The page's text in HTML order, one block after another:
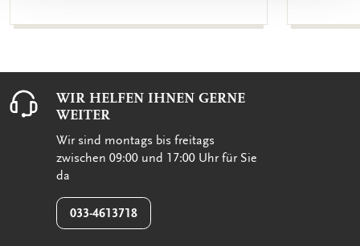
WIR HELFEN IHNEN GERNE
WEITER
Wir sind montags bis freitags
zwischen 09:00 und 17:00 Uhr für Sie
da
033-4613718